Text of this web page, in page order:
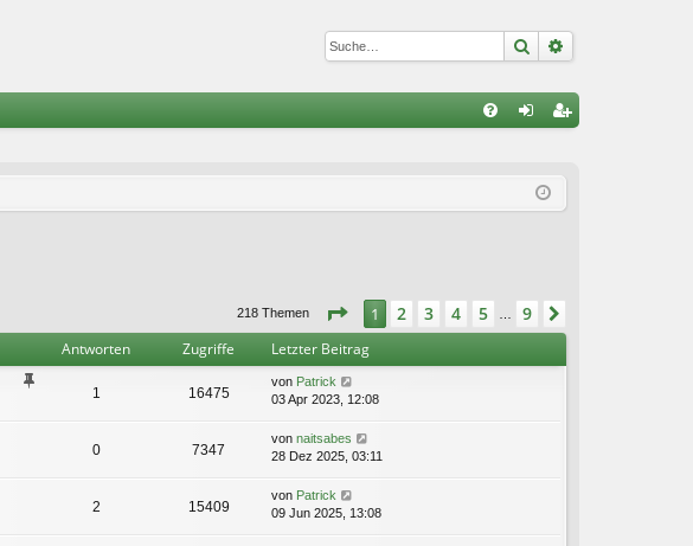
Suche
ist
218 Themen Seite 1von 9
1 2 3 4 5 … 9
Antworten Zugriffe Letzter Beitrag
1 16475
von Patrick
03 Apr 2023, 12:08
0 7347
von naitsabes
28 Dez 2025, 03:11
2 15409
von Patrick
09 Jun 2025, 13:08